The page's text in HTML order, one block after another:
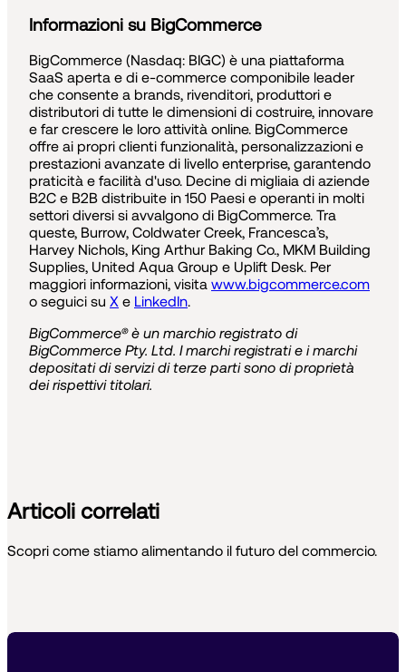
Informazioni su BigCommerce
BigCommerce (Nasdaq: BIGC) è una piattaforma
SaaS aperta e di e-commerce componibile leader
che consente a brands, rivenditori, produttori e
distributori di tutte le dimensioni di costruire, innovare
e far crescere le loro attività online. BigCommerce
offre ai propri clienti funzionalità, personalizzazioni e
prestazioni avanzate di livello enterprise, garantendo
praticità e facilità d'uso. Decine di migliaia di aziende
B2C e B2B distribuite in 150 Paesi e operanti in molti
settori diversi si avvalgono di BigCommerce. Tra
queste, Burrow, Coldwater Creek, Francesca’s,
Harvey Nichols, King Arthur Baking Co., MKM Building
Supplies, United Aqua Group e Uplift Desk. Per
maggiori informazioni, visita www.bigcommerce.com
o seguici su X e LinkedIn.
BigCommerce® è un marchio registrato di
BigCommerce Pty. Ltd. I marchi registrati e i marchi
depositati di servizi di terze parti sono di proprietà
dei rispettivi titolari.
Articoli correlati
Scopri come stiamo alimentando il futuro del commercio.